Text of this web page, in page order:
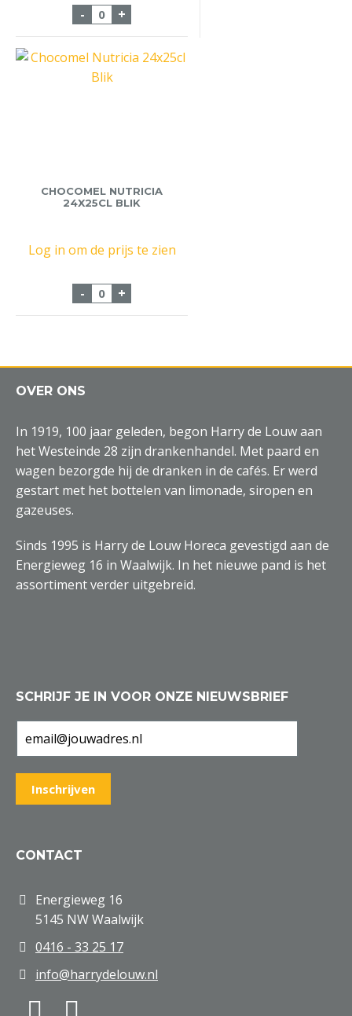
- Chocomel 12x30cl Pet aantal
+
CHOCOMEL NUTRICIA
24X25CL BLIK
Log in om de prijs te zien
- Chocomel Nutricia 24x25cl Blik aantal
+
OVER ONS
In 1919, 100 jaar geleden, begon Harry de Louw aan
het Westeinde 28 zijn drankenhandel. Met paard en
wagen bezorgde hij de dranken in de cafés. Er werd
gestart met het bottelen van limonade, siropen en
gazeuses.
Sinds 1995 is Harry de Louw Horeca gevestigd aan de
Energieweg 16 in Waalwijk. In het nieuwe pand is het
assortiment verder uitgebreid.
SCHRIJF JE IN VOOR ONZE NIEUWSBRIEF
CONTACT
Energieweg 16
5145 NW Waalwijk
0416 - 33 25 17
info@harrydelouw.nl